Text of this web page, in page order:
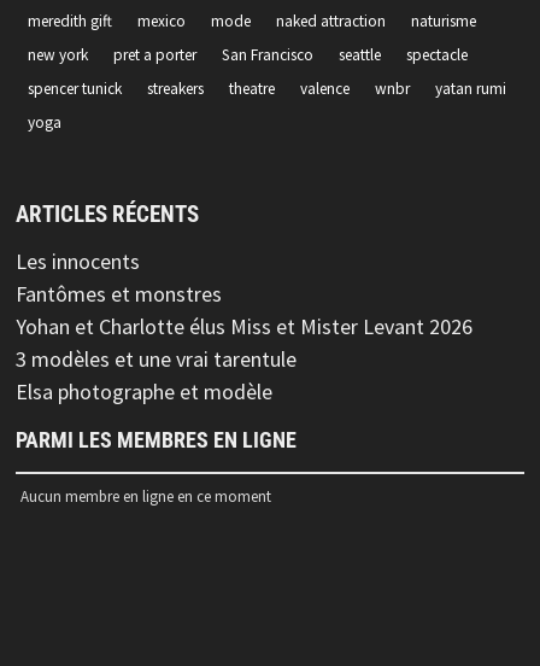
meredith gift
mexico mode naked attraction
naturisme
new york
pret a porter San Francisco seattle
spectacle
spencer tunick
streakers theatre valence wnbr
yatan rumi
yoga
ARTICLES RÉCENTS
Les innocents
Fantômes et monstres
Yohan et Charlotte élus Miss et Mister Levant 2026
3 modèles et une vrai tarentule
Elsa photographe et modèle
PARMI LES MEMBRES EN LIGNE
Aucun membre en ligne en ce moment